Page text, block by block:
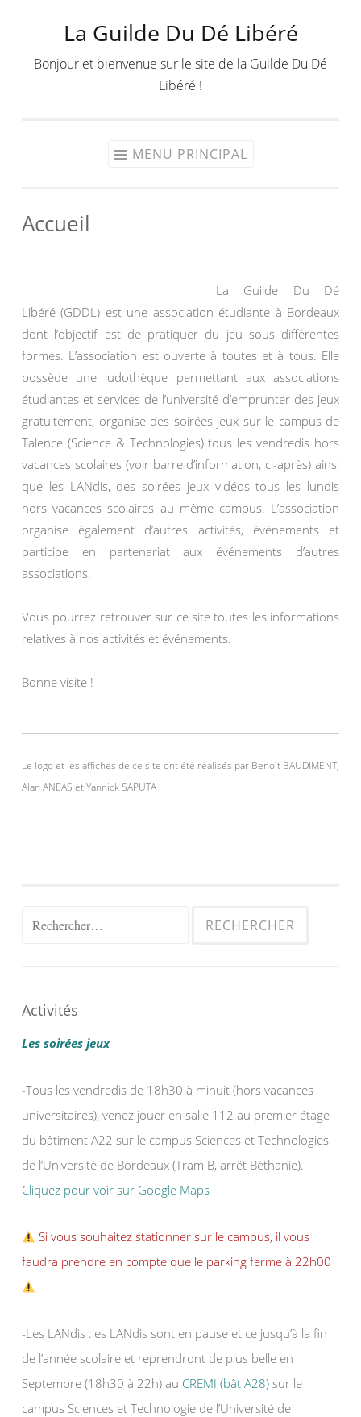
contenu
La Guilde Du Dé Libéré
Bonjour et bienvenue sur le site de la Guilde Du Dé
Libéré !
MENU PRINCIPAL
Accueil
La Guilde Du Dé
Libéré (GDDL) est une association étudiante à Bordeaux
dont l’objectif est de pratiquer du jeu sous différentes
formes. L’association est ouverte à toutes et à tous. Elle
possède une ludothèque permettant aux associations
étudiantes et services de l’université d’emprunter des jeux
gratuitement, organise des soirées jeux sur le campus de
Talence (Science & Technologies) tous les vendredis hors
vacances scolaires (voir barre d’information, ci-après) ainsi
que les LANdis, des soirées jeux vidéos tous les lundis
hors vacances scolaires au même campus. L’association
organise également d’autres activités, évènements et
participe en partenariat aux événements d’autres
associations.
Vous pourrez retrouver sur ce site toutes les informations
relatives à nos activités et événements.
Bonne visite !
Le logo et les affiches de ce site ont été réalisés par Benoît BAUDIMENT,
Alan ANEAS et Yannick SAPUTA
Rechercher :
Activités
Les soirées jeux
-Tous les vendredis de 18h30 à minuit (hors vacances
universitaires), venez jouer en salle 112 au premier étage
du bâtiment A22 sur le campus Sciences et Technologies
de l’Université de Bordeaux (Tram B, arrêt Béthanie).
Cliquez pour voir sur Google Maps
Si vous souhaitez stationner sur le campus, il vous
faudra prendre en compte que le parking ferme à 22h00
-Les LANdis :les LANdis sont en pause et ce jusqu’à la fin
de l’année scolaire et reprendront de plus belle en
Septembre (18h30 à 22h) au CREMI (bât A28) sur le
campus Sciences et Technologie de l’Université de